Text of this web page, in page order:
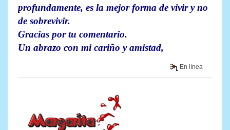
profundamente, es la mejor forma de vivir y no
de sobrevivir.
Gracias por tu comentario.
Un abrazo con mi cariño y amistad,
En línea